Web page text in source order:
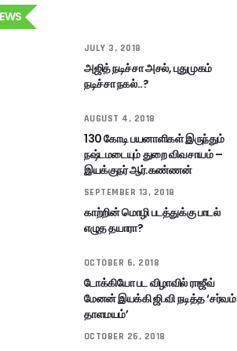
JULY 3, 2018
அஜித் நடிச்சா அசல், புதுமுகம்
நடிச்சா நகல்..?
AUGUST 4, 2018
130 கோடி பயனாளிகள் இருந்தும்
நஷ்டமடையும் துறை விவசாயம் –
இயக்குநர் ஆர்.கண்ணன்
SEPTEMBER 13, 2018
காற்றின் மொழி படத்துக்கு பாடல்
எழுத தயாரா?
OCTOBER 6, 2018
டோக்கியோ பட விழாவில் ராஜீவ்
மேனன் இயக்கி ஜி.வி நடித்த ‘சர்வம்
தாளமயம்’
OCTOBER 26, 2018